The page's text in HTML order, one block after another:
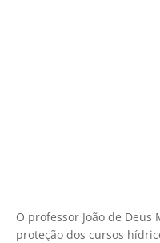
O professor João de Deus
proteção dos cursos